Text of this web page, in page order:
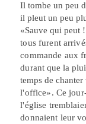
Il tombe un peu
il pleut un peu
«Sauve qui peut
tous furent
commande aux
durantque la
temps de chanter
l'office». Ce
l'église
donnaient leur